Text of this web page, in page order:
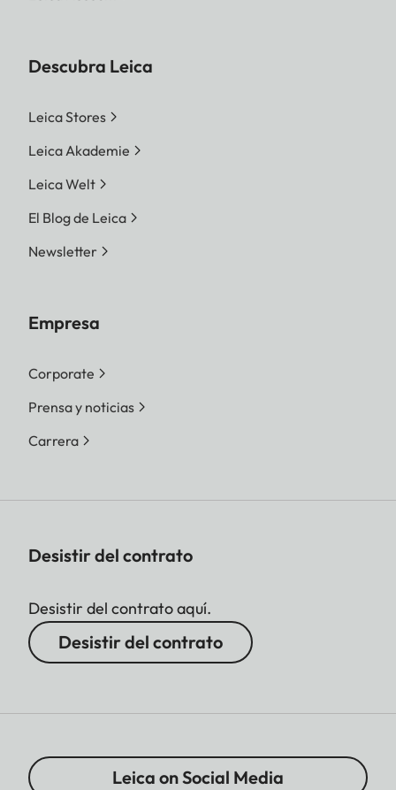
Descubra Leica
Leica Stores
Leica Akademie
Leica Welt
El Blog de Leica
Newsletter
Empresa
Corporate
Prensa y noticias
Carrera
Desistir del contrato
Desistir del contrato aquí.
Desistir del contrato
Leica on Social Media